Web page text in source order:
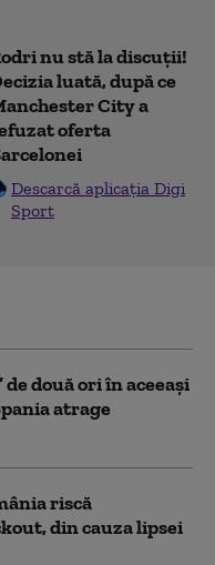
nu stă la discuții!
luată, după ce
City a
oferta
Descarcă aplicația Digi
Sport
două ori în aceeași
atrage
riscă
din cauza lipsei